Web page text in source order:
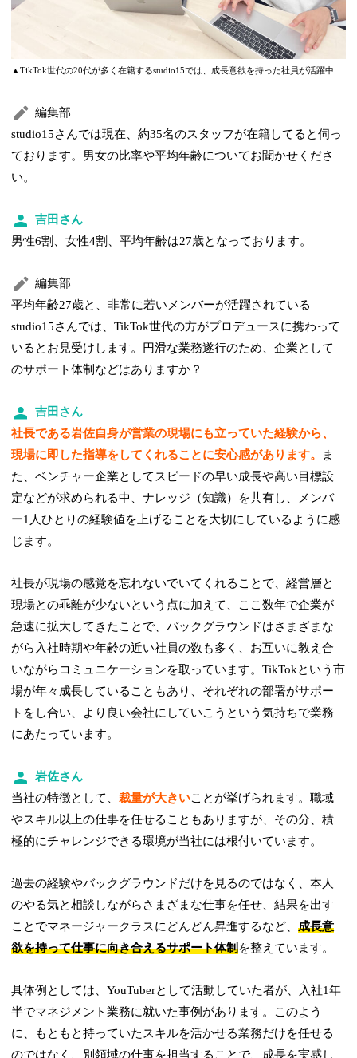
▲TikTok世代の20代が多く在籍するstudio15では、成長意欲を持った社員が活躍中
編集部
studio15さんでは現在、約35名のスタッフが在籍してると伺っ
ております。男女の比率や平均年齢についてお聞かせくださ
い。
吉田さん
男性6割、女性4割、平均年齢は27歳となっております。
編集部
平均年齢27歳と、非常に若いメンバーが活躍されている
studio15さんでは、TikTok世代の方がプロデュースに携わって
いるとお見受けします。円滑な業務遂行のため、企業として
のサポート体制などはありますか？
吉田さん
社長である岩佐自身が営業の現場にも立っていた経験から、
現場に即した指導をしてくれることに安心感があります。
ま
た、ベンチャー企業としてスピードの早い成長や高い目標設
定などが求められる中、ナレッジ（知識）を共有し、メンバ
ー1人ひとりの経験値を上げることを大切にしているように感
じます。
社長が現場の感覚を忘れないでいてくれることで、経営層と
現場との乖離が少ないという点に加えて、ここ数年で企業が
急速に拡大してきたことで、バックグラウンドはさまざまな
がら入社時期や年齢の近い社員の数も多く、お互いに教え合
いながらコミュニケーションを取っています。TikTokという市
場が年々成長していることもあり、それぞれの部署がサポー
トをし合い、より良い会社にしていこうという気持ちで業務
にあたっています。
岩佐さん
当社の特徴として、裁量が大きいことが挙げられます。職域
やスキル以上の仕事を任せることもありますが、その分、積
極的にチャレンジできる環境が当社には根付いています。
過去の経験やバックグラウンドだけを見るのではなく、本人
のやる気と相談しながらさまざまな仕事を任せ、結果を出す
ことでマネージャークラスにどんどん昇進するなど、成長意
欲を持って仕事に向き合えるサポート体制を整えています。
具体例としては、YouTuberとして活動していた者が、入社1年
半でマネジメント業務に就いた事例があります。このよう
に、もともと持っていたスキルを活かせる業務だけを任せる
のではなく、別領域の仕事を担当することで、成長を実感し